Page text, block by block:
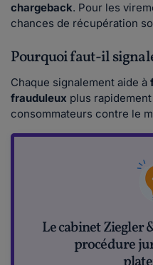
chargeback. Pour les
chances de récupération
Pourquoi faut-il
Chaque signalement aide à
frauduleux plus
consommateurs contre le
Le cabinet Ziegler
procédure